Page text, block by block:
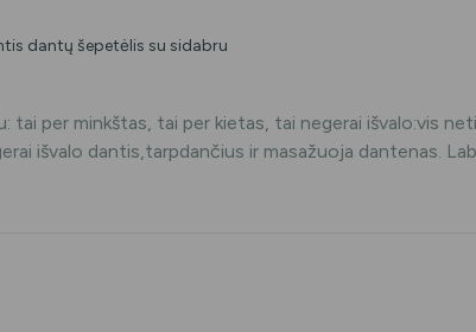
dantų šepetėlis su sidabru
tai per minkštas, tai per kietas, tai negerai išvalo:vis
išvalo dantis,tarpdančius ir masažuoja dantenas.